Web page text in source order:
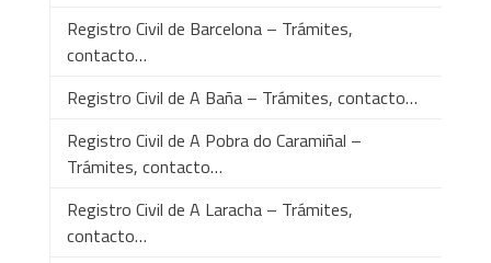
Registro Civil de Barcelona – Trámites,
contacto…
Registro Civil de A Baña – Trámites, contacto…
Registro Civil de A Pobra do Caramiñal –
Trámites, contacto…
Registro Civil de A Laracha – Trámites,
contacto…